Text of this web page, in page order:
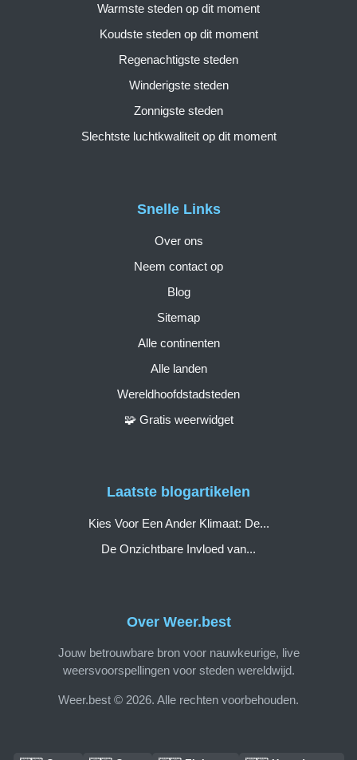
Over Weer.best
Jouw betrouwbare bron voor nauwkeurige, live
weersvoorspellingen voor steden wereldwijd.
Weer.best © 2026. Alle rechten voorbehouden.
Snelle Links
Over ons
Neem contact op
Blog
Sitemap
Alle continenten
Alle landen
Wereldhoofdstadsteden
🧩 Gratis weerwidget
Warmste steden op dit moment
Koudste steden op dit moment
Regenachtigste steden
Winderigste steden
Zonnigste steden
Slechtste luchtkwaliteit op dit moment
Laatste blogartikelen
Kies Voor Een Ander Klimaat: De...
De Onzichtbare Invloed van...